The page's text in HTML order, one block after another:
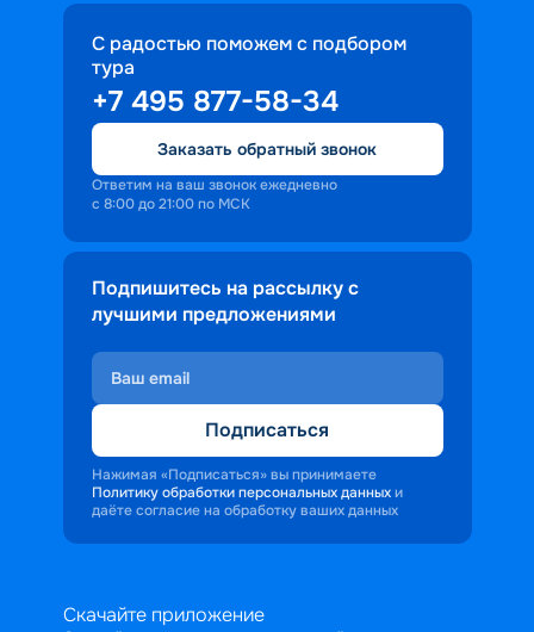
С радостью поможем с подбором
тура
+7 495 877-58-34
Заказать обратный звонок
Ответим на ваш звонок ежедневно
с 8:00 до 21:00 по МСК
Подпишитесь на рассылку с
лучшими предложениями
Подписаться
Нажимая «Подписаться» вы принимаете
Политику обработки персональных данных и
даёте согласие на обработку ваших данных
Скачайте приложение